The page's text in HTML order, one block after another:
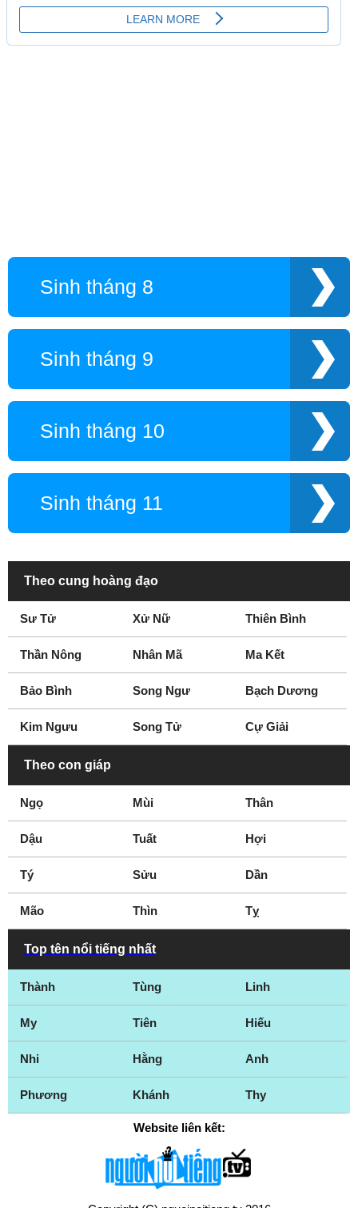
Sinh tháng 8
Sinh tháng 9
Sinh tháng 10
Sinh tháng 11
Theo cung hoàng đạo
Sư Tử Xử Nữ Thiên Bình
Thần Nông Nhân Mã Ma Kết
Bảo Bình Song Ngư Bạch Dương
Kim Ngưu Song Tử Cự Giải
Theo con giáp
Ngọ Mùi Thân
Dậu Tuất Hợi
Tý Sửu Dần
Mão Thìn Tỵ
Top tên nổi tiếng nhất
Thành Tùng Linh
My Tiên Hiếu
Nhi Hằng Anh
Phương Khánh Thy
Website liên kết: